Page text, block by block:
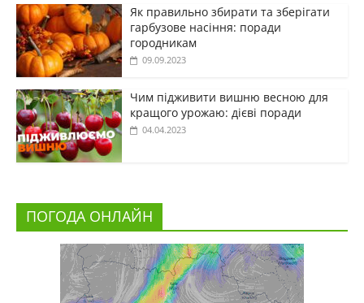
Як правильно збирати та зберігати
гарбузове насіння: поради
городникам
09.09.2023
Чим підживити вишню весною для
кращого урожаю: дієві поради
04.04.2023
ПОГОДА ОНЛАЙН